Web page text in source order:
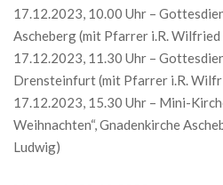
17.12.2023, 10.00 Uhr –
Ascheberg (mit Pfarrer i.R. Wilfried
17.12.2023, 11.30 Uhr –
Drensteinfurt (mit Pfarrer i.R.
17.12.2023, 15.30 Uhr – Mini-
Weihnachten“, Gnadenkirche
Ludwig)